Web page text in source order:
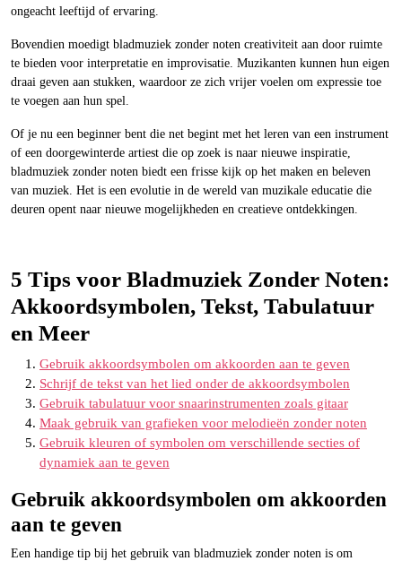
ongeacht leeftijd of ervaring.
Bovendien moedigt bladmuziek zonder noten creativiteit aan door ruimte
te bieden voor interpretatie en improvisatie. Muzikanten kunnen hun eigen
draai geven aan stukken, waardoor ze zich vrijer voelen om expressie toe
te voegen aan hun spel.
Of je nu een beginner bent die net begint met het leren van een instrument
of een doorgewinterde artiest die op zoek is naar nieuwe inspiratie,
bladmuziek zonder noten biedt een frisse kijk op het maken en beleven
van muziek. Het is een evolutie in de wereld van muzikale educatie die
deuren opent naar nieuwe mogelijkheden en creatieve ontdekkingen.
5 Tips voor Bladmuziek Zonder Noten:
Akkoordsymbolen, Tekst, Tabulatuur
en Meer
Gebruik akkoordsymbolen om akkoorden aan te geven
Schrijf de tekst van het lied onder de akkoordsymbolen
Gebruik tabulatuur voor snaarinstrumenten zoals gitaar
Maak gebruik van grafieken voor melodieën zonder noten
Gebruik kleuren of symbolen om verschillende secties of
dynamiek aan te geven
Gebruik akkoordsymbolen om akkoorden
aan te geven
Een handige tip bij het gebruik van bladmuziek zonder noten is om